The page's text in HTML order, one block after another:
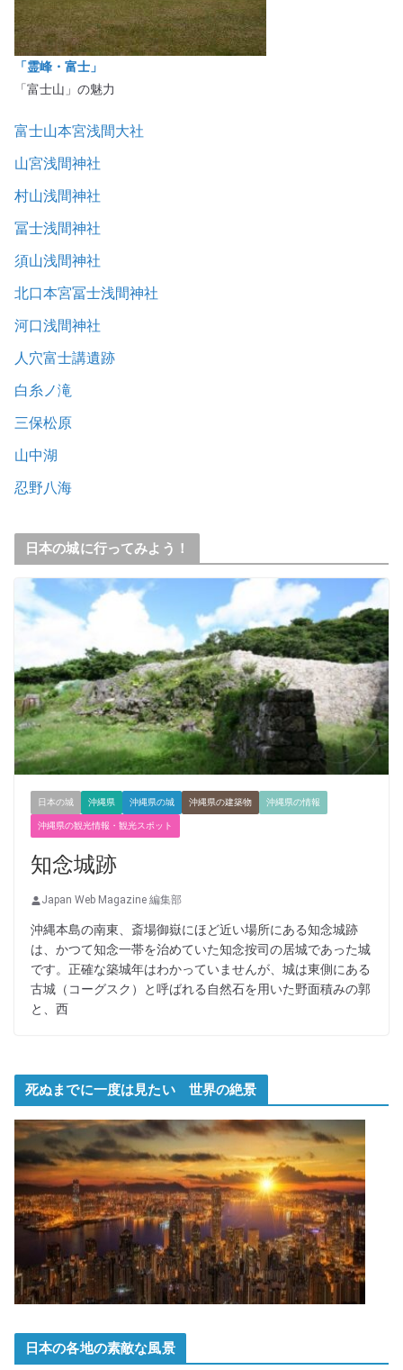
「霊峰・富士」
「富士山」の魅力
富士山本宮浅間大社
山宮浅間神社
村山浅間神社
冨士浅間神社
須山浅間神社
北口本宮冨士浅間神社
河口浅間神社
人穴富士講遺跡
白糸ノ滝
三保松原
山中湖
忍野八海
日本の城に行ってみよう！
日本の城 沖縄県 沖縄県の城 沖縄県の建築物 沖縄県の情報
沖縄県の観光情報・観光スポット
知念城跡
Japan Web Magazine 編集部
沖縄本島の南東、斎場御嶽にほど近い場所にある知念城跡
は、かつて知念一帯を治めていた知念按司の居城であった城
です。正確な築城年はわかっていませんが、城は東側にある
古城（コーグスク）と呼ばれる自然石を用いた野面積みの郭
と、西
死ぬまでに一度は見たい 世界の絶景
日本の各地の素敵な風景